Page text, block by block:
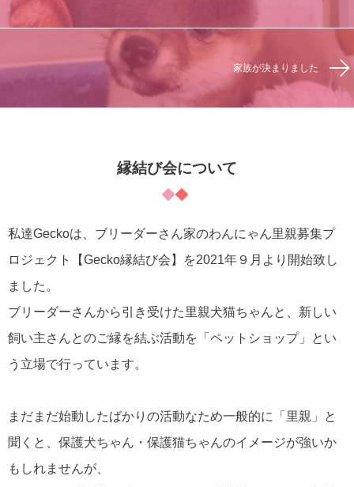
家族が決まりました
縁結び会について
私達Geckoは、ブリーダーさん家のわんにゃん里親募集プ
ロジェクト【Gecko縁結び会】を2021年９月より開始致し
ました。
ブリーダーさんから引き受けた里親犬猫ちゃんと、新しい
飼い主さんとのご縁を結ぶ活動を「ペットショップ」とい
う立場で行っています。
まだまだ始動したばかりの活動なため一般的に「里親」と
聞くと、保護犬ちゃん・保護猫ちゃんのイメージが強いか
もしれませんが、